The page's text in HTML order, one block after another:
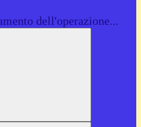
dell'operazione...